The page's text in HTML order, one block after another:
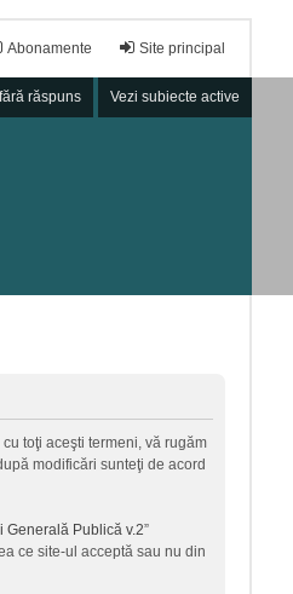
Site principal
Abonamente
răspuns Vezi subiecte active
toţi aceşti termeni, vă rugăm
modificări sunteţi de acord
Generală Publică v.2”
ce site-ul acceptă sau nu din